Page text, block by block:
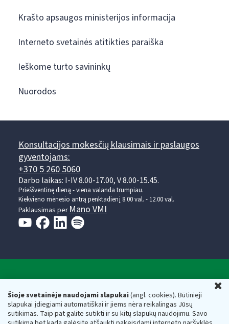
Šioje svetainėje naudojami slapukai(angl. cookies). Būtinieji
slapukai įdiegiami automatiškai ir jiems nėra reikalingas Jūsų
sutikimas. Taip pat galite sutikti ir su kitų slapukų naudojimu. Savo
Krašto apsaugos ministerijos informacija
Interneto svetainės atitikties paraiška
Ieškome turto savininkų
Nuorodos
Konsultacijos mokesčių klausimais ir paslaugos
gyventojams:
+370 5 260 5060
Darbo laikas: I-IV 8.00-17.00, V 8.00-15.45.
Prieššventinę dieną - viena valanda trumpiau.
Kiekvieno mėnesio antrą penktadienį 8.00 val. - 12.00 val.
Paklausimas perMano VMI
Valstybinė mokesčių inspekcija prie Lietuvos
Respublikos finansų ministerijos
Biudžetinė įstaiga. Juridinio asmens kodas — 188659752,
adresas: Vasario 16-osios g. 14, 01107 Vilnius, Lietuva, el.paštas: